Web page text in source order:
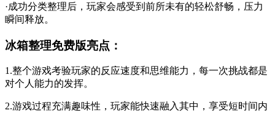
·成功分类整理后，玩家会感受到前所未有的轻松舒畅，压力
瞬间释放。
冰箱整理免费版亮点：
1.整个游戏考验玩家的反应速度和思维能力，每一次挑战都是
对个人能力的发挥。
2.游戏过程充满趣味性，玩家能快速融入其中，享受短时间内